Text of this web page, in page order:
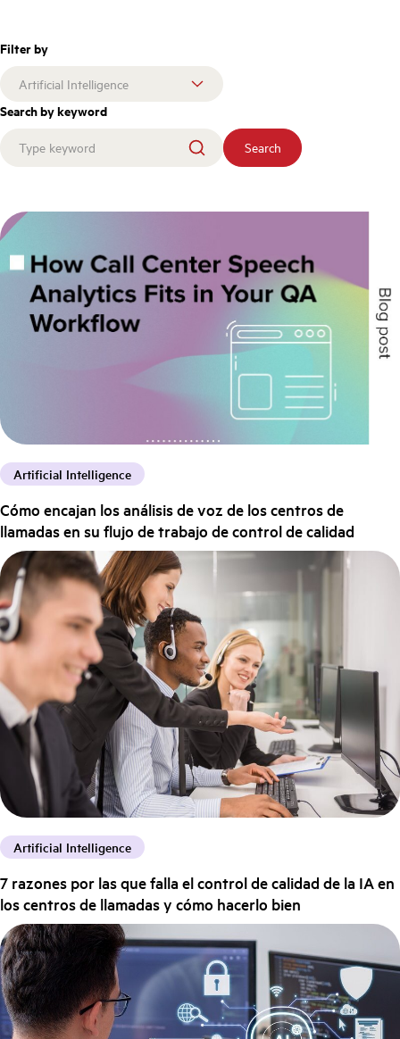
Filter by
Search by keyword
Search
Artificial Intelligence
Cómo encajan los análisis de voz de los centros de
llamadas en su flujo de trabajo de control de calidad
Artificial Intelligence
7 razones por las que falla el control de calidad de la IA en
los centros de llamadas y cómo hacerlo bien